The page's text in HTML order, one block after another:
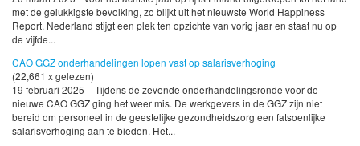
met de gelukkigste bevolking, zo blijkt uit het nieuwste World Happiness
Report. Nederland stijgt een plek ten opzichte van vorig jaar en staat nu op
de vijfde...
CAO GGZ onderhandelingen lopen vast op salarisverhoging
(22,661 x gelezen)
19 februari 2025 - Tijdens de zevende onderhandelingsronde voor de
nieuwe CAO GGZ ging het weer mis. De werkgevers in de GGZ zijn niet
bereid om personeel in de geestelijke gezondheidszorg een fatsoenlijke
salarisverhoging aan te bieden. Het...